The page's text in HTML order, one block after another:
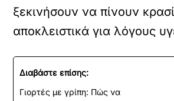
ξεκινήσουν να πίνουν κρασί
αποκλειστικά για λόγους
Διαβάστε επίσης:
Γιορτές με γρίπη: Πώς να